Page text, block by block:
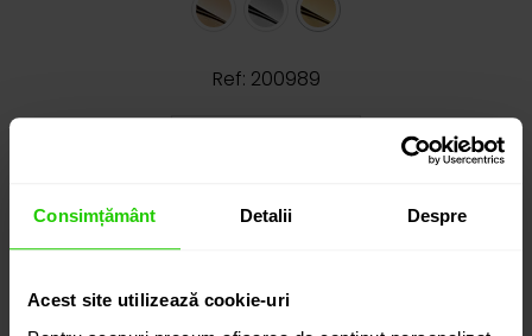
Consimțământ Detalii Despre
Acest site utilizează cookie-uri
Ref: 200989
detalii suplimentare